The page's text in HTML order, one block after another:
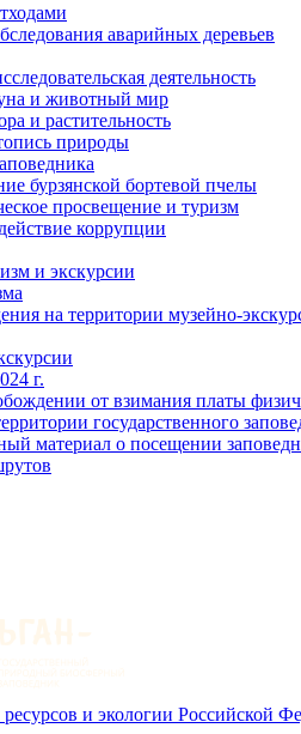
аварийных деревьев
деятельность
и животный мир
и растительность
природы
бурзянской бортевой пчелы
просвещение и туризм
коррупции
и экскурсии
на территории музейно-
г.
от взимания платы
государственного
материал о посещении
и экологии Российской